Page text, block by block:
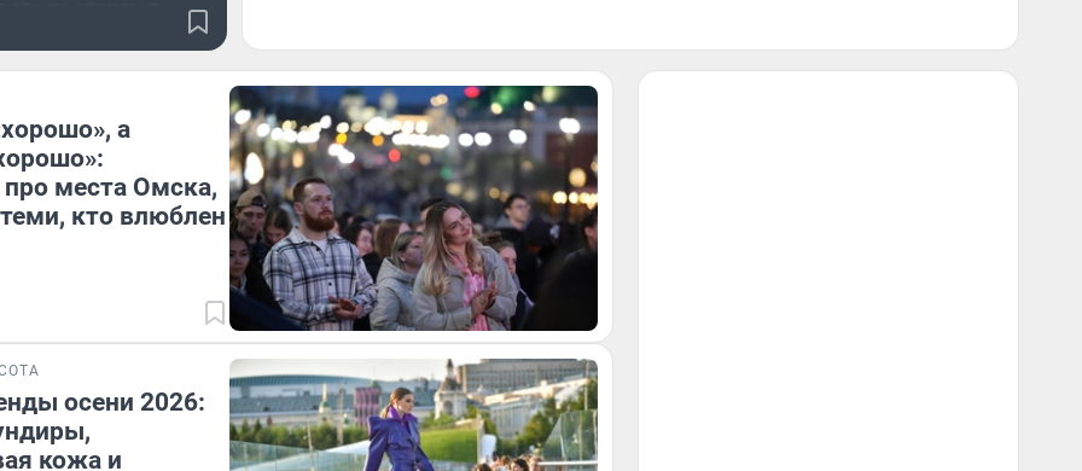
а
про места Омска,
кто влюблен
осени 2026:
кожа и